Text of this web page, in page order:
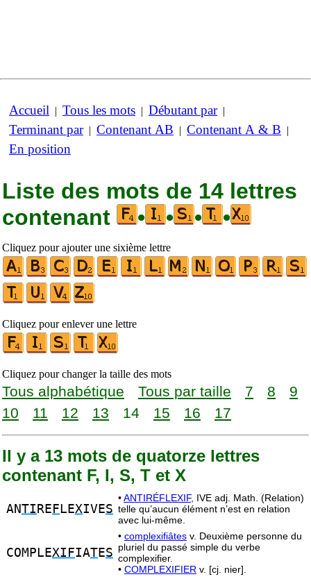
Accueil | Tous les mots | Débutant par|
Terminant par| Contenant AB | Contenant A & B |
En position
Liste des mots de 14 lettres
contenant
• • • •
Cliquez pour ajouter une sixième lettre
Cliquez pour enlever une lettre
Cliquez pour changer la taille des mots
Tous alphabétique Tous par taille 7 8
9
10
11 12 13 14 15 16 17
Il y a 13 mots de quatorze lettres
contenant F, I, S, T et X
ANTI RE F LEXIVES
•ANTIRÉFLEXIF, IVE adj. Math. (Relation)
telle qu’aucun élément n’est en relation
avec lui-même.
COMPLEXIFIATES
• complexifiâtes v. Deuxième personne du
pluriel du passé simple du verbe
complexifier.
• COMPLEXIFIER v. [cj. nier].